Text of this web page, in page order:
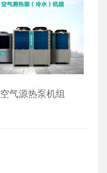
空气源热泵机组